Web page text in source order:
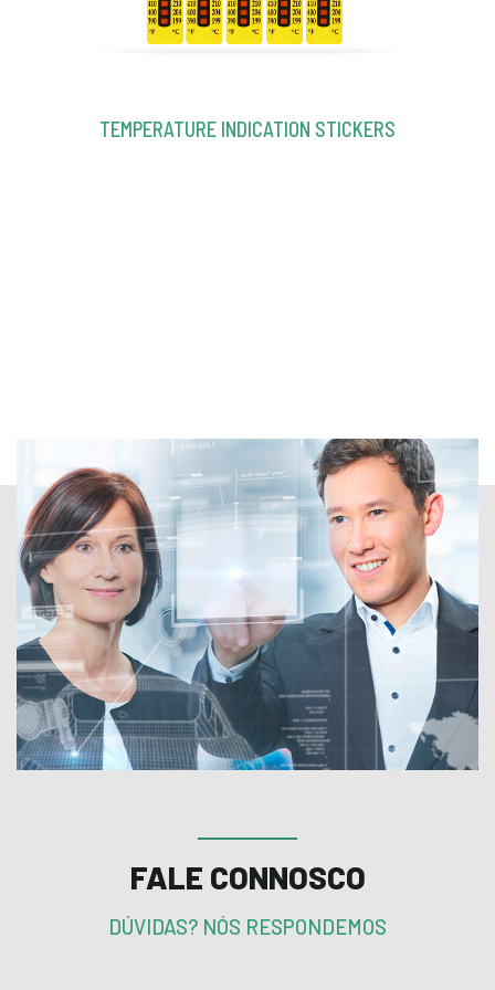
TEMPERATURE INDICATION STICKERS
FALE CONNOSCO
DÚVIDAS? NÓS RESPONDEMOS